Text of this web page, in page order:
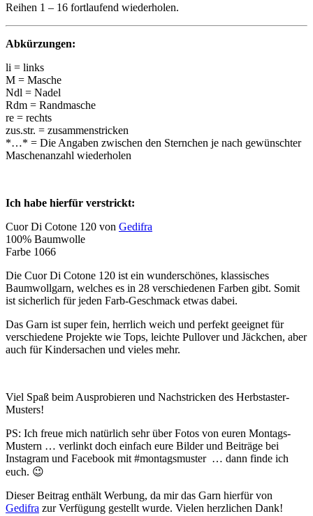
Reihen 1 – 16 fortlaufend wiederholen.
Abkürzungen:
li = links
M = Masche
Ndl = Nadel
Rdm = Randmasche
re = rechts
zus.str. = zusammenstricken
*…* = Die Angaben zwischen den Sternchen je nach gewünschter
Maschenanzahl wiederholen
Ich habe hierfür verstrickt:
Cuor Di Cotone 120 von Gedifra
100% Baumwolle
Farbe 1066
Die Cuor Di Cotone 120 ist ein wunderschönes, klassisches
Baumwollgarn, welches es in 28 verschiedenen Farben gibt. Somit
ist sicherlich für jeden Farb-Geschmack etwas dabei.
Das Garn ist super fein, herrlich weich und perfekt geeignet für
verschiedene Projekte wie Tops, leichte Pullover und Jäckchen, aber
auch für Kindersachen und vieles mehr.
Viel Spaß beim Ausprobieren und Nachstricken des Herbstaster-
Musters!
PS: Ich freue mich natürlich sehr über Fotos von euren Montags-
Mustern … verlinkt doch einfach eure Bilder und Beiträge bei
Instagram und Facebook mit #montagsmuster … dann finde ich
euch. 😉
Dieser Beitrag enthält Werbung, da mir das Garn hierfür von
Gedifra zur Verfügung gestellt wurde. Vielen herzlichen Dank!